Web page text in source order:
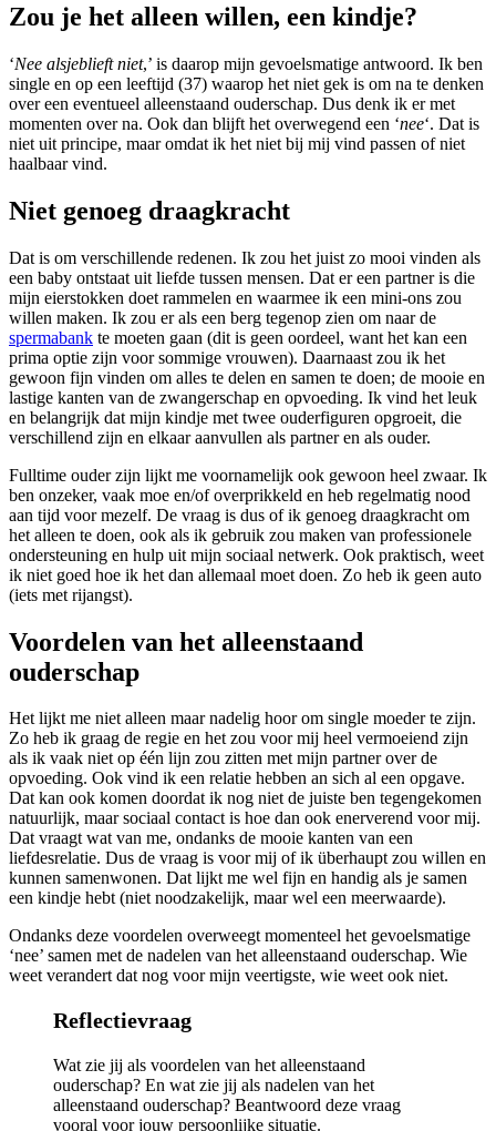
Zou je het alleen willen, een kindje?
‘Nee alsjeblieft niet,’ is daarop mijn gevoelsmatige antwoord. Ik ben
single en op een leeftijd (37) waarop het niet gek is om na te denken
over een eventueel alleenstaand ouderschap. Dus denk ik er met
momenten over na. Ook dan blijft het overwegend een ‘nee‘. Dat is
niet uit principe, maar omdat ik het niet bij mij vind passen of niet
haalbaar vind.
Niet genoeg draagkracht
Dat is om verschillende redenen. Ik zou het juist zo mooi vinden als
een baby ontstaat uit liefde tussen mensen. Dat er een partner is die
mijn eierstokken doet rammelen en waarmee ik een mini-ons zou
willen maken. Ik zou er als een berg tegenop zien om naar de
spermabank te moeten gaan (dit is geen oordeel, want het kan een
prima optie zijn voor sommige vrouwen). Daarnaast zou ik het
gewoon fijn vinden om alles te delen en samen te doen; de mooie en
lastige kanten van de zwangerschap en opvoeding. Ik vind het leuk
en belangrijk dat mijn kindje met twee ouderfiguren opgroeit, die
verschillend zijn en elkaar aanvullen als partner en als ouder.
Fulltime ouder zijn lijkt me voornamelijk ook gewoon heel zwaar. Ik
ben onzeker, vaak moe en/of overprikkeld en heb regelmatig nood
aan tijd voor mezelf. De vraag is dus of ik genoeg draagkracht om
het alleen te doen, ook als ik gebruik zou maken van professionele
ondersteuning en hulp uit mijn sociaal netwerk. Ook praktisch, weet
ik niet goed hoe ik het dan allemaal moet doen. Zo heb ik geen auto
(iets met rijangst).
Voordelen van het alleenstaand
ouderschap
Het lijkt me niet alleen maar nadelig hoor om single moeder te zijn.
Zo heb ik graag de regie en het zou voor mij heel vermoeiend zijn
als ik vaak niet op één lijn zou zitten met mijn partner over de
opvoeding. Ook vind ik een relatie hebben an sich al een opgave.
Dat kan ook komen doordat ik nog niet de juiste ben tegengekomen
natuurlijk, maar sociaal contact is hoe dan ook enerverend voor mij.
Dat vraagt wat van me, ondanks de mooie kanten van een
liefdesrelatie. Dus de vraag is voor mij of ik überhaupt zou willen en
kunnen samenwonen. Dat lijkt me wel fijn en handig als je samen
een kindje hebt (niet noodzakelijk, maar wel een meerwaarde).
Ondanks deze voordelen overweegt momenteel het gevoelsmatige
‘nee’ samen met de nadelen van het alleenstaand ouderschap. Wie
weet verandert dat nog voor mijn veertigste, wie weet ook niet.
Reflectievraag
Wat zie jij als voordelen van het alleenstaand
ouderschap? En wat zie jij als nadelen van het
alleenstaand ouderschap? Beantwoord deze vraag
vooral voor jouw persoonlijke situatie.